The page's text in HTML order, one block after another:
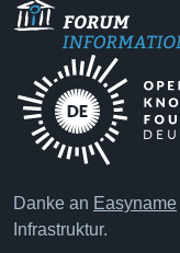
Danke an Easyname
Infrastruktur.